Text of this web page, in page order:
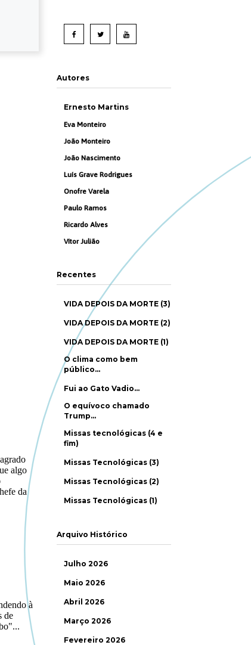
Autores
Ernesto Martins
Eva Monteiro
João Monteiro
João Nascimento
Luís Grave Rodrigues
Onofre Varela
Paulo Ramos
Ricardo Alves
Vítor Julião
Recentes
VIDA DEPOIS DA MORTE (3)
VIDA DEPOIS DA MORTE (2)
VIDA DEPOIS DA MORTE (1)
O clima como bem
público…
Fui ao Gato Vadio…
O equívoco chamado
Trump…
Missas tecnológicas (4 e
fim)
Missas Tecnológicas (3)
Missas Tecnológicas (2)
Missas Tecnológicas (1)
Arquivo Histórico
Julho 2026
Maio 2026
Abril 2026
Março 2026
Fevereiro 2026